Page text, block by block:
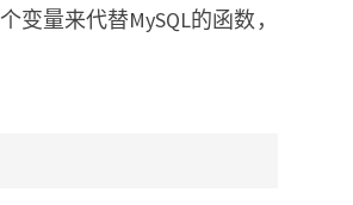
量来代替MySQL的函数，